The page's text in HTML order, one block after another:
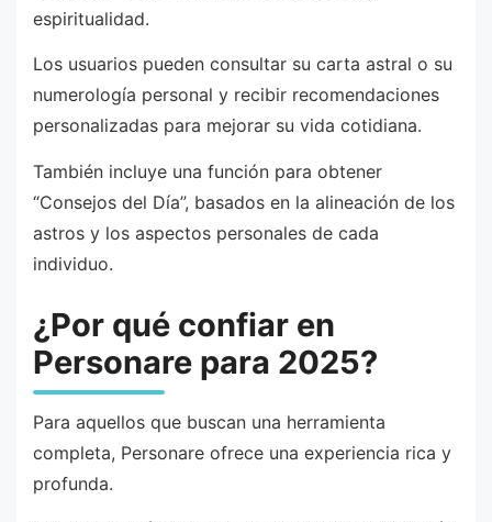
espiritualidad.
Los usuarios pueden consultar su carta astral o su
numerología personal y recibir recomendaciones
personalizadas para mejorar su vida cotidiana.
También incluye una función para obtener
“Consejos del Día”, basados en la alineación de los
astros y los aspectos personales de cada
individuo.
¿Por qué confiar en
Personare para 2025?
Para aquellos que buscan una herramienta
completa, Personare ofrece una experiencia rica y
profunda.